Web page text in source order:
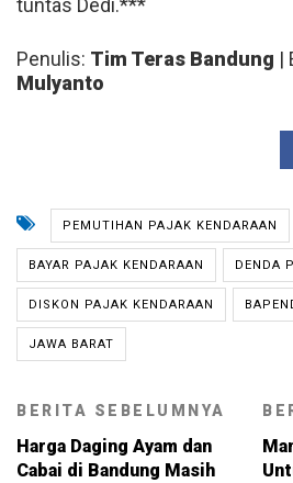
tuntas Dedi.***
Penulis: Tim Teras Bandung |
Mulyanto
PEMUTIHAN PAJAK KENDARAAN
BAYAR PAJAK KENDARAAN DENDA
DISKON PAJAK KENDARAAN
JAWA BARAT
BERITA SEBELUMNYA
Harga Daging Ayam dan
Cabai di Bandung Masih